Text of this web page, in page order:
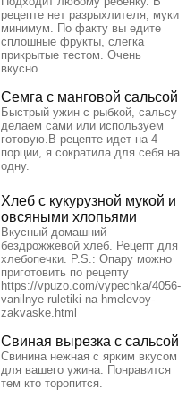
рецепте нет разрыхлителя, муки
минимум. По факту вы едите
сплошные фрукты, слегка
прикрытые тестом. Очень
вкусно.
Семга с манговой сальсой
Быстрый ужин с рыбкой, сальсу
делаем сами или используем
готовую.В рецепте идет на 4
порции, я сократила для себя на
одну.
Хлеб с кукурузной мукой и
овсяными хлопьями
Вкусный домашний
бездрожжевой хлеб. Рецепт для
хлебопечки. Р.S.: Опару можно
приготовить по рецепту
https://vpuzo.com/vypechka/4056-
vanilnye-ruletiki-na-hmelevoy-
zakvaske.html
Свиная вырезка с сальсой
Свинина нежная с ярким вкусом
для вашего ужина. Понравится
тем кто торопится.